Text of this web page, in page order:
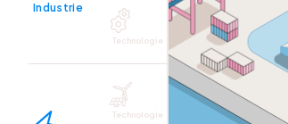
Industrie
Technologie
Technologie